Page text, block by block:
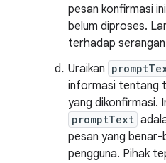
pesan konfirmasi
belum diproses.
terhadap
Uraikan
informasi tentang
yang dikonfirmasi.
promptText
pesan yang
pengguna. Pihak